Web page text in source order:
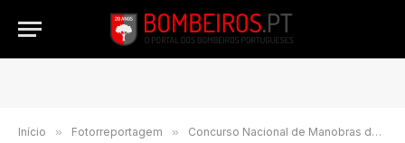
Início » Fotorreportagem » Concurso Nacional de Manobras decorre este fim-de-semana em Amora-Seixal